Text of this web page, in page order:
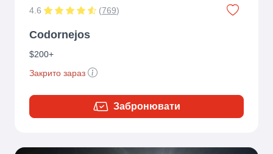
4.6 (769)
Codornejos
$200+
Закрито зараз
Забронювати